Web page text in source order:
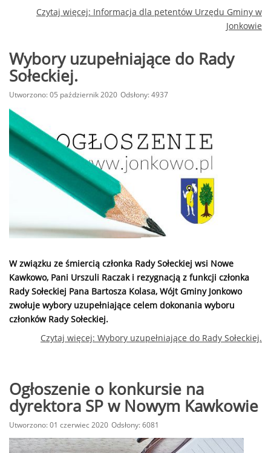
Czytaj więcej: Informacja dla petentów Urzędu Gminy w
Jonkowie
Wybory uzupełniające do Rady
Sołeckiej.
Utworzono: 05 październik 2020 Odsłony: 4937
W związku ze śmiercią członka Rady Sołeckiej wsi Nowe
Kawkowo, Pani Urszuli Raczak i rezygnacją z funkcji członka
Rady Sołeckiej Pana Bartosza Kolasa, Wójt Gminy Jonkowo
zwołuje wybory uzupełniające celem dokonania wyboru
członków Rady Sołeckiej.
Czytaj więcej: Wybory uzupełniające do Rady Sołeckiej.
Ogłoszenie o konkursie na
dyrektora SP w Nowym Kawkowie
Utworzono: 01 czerwiec 2020 Odsłony: 6081